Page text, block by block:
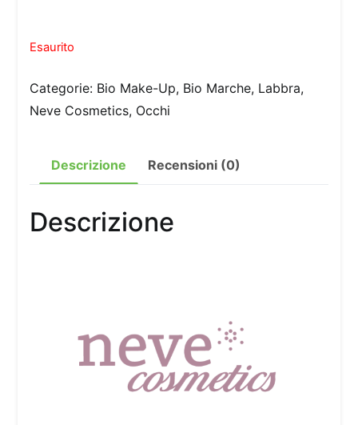
Esaurito
Categorie: Bio Make-Up, Bio Marche, Labbra,
Neve Cosmetics, Occhi
Descrizione Recensioni (0)
Descrizione